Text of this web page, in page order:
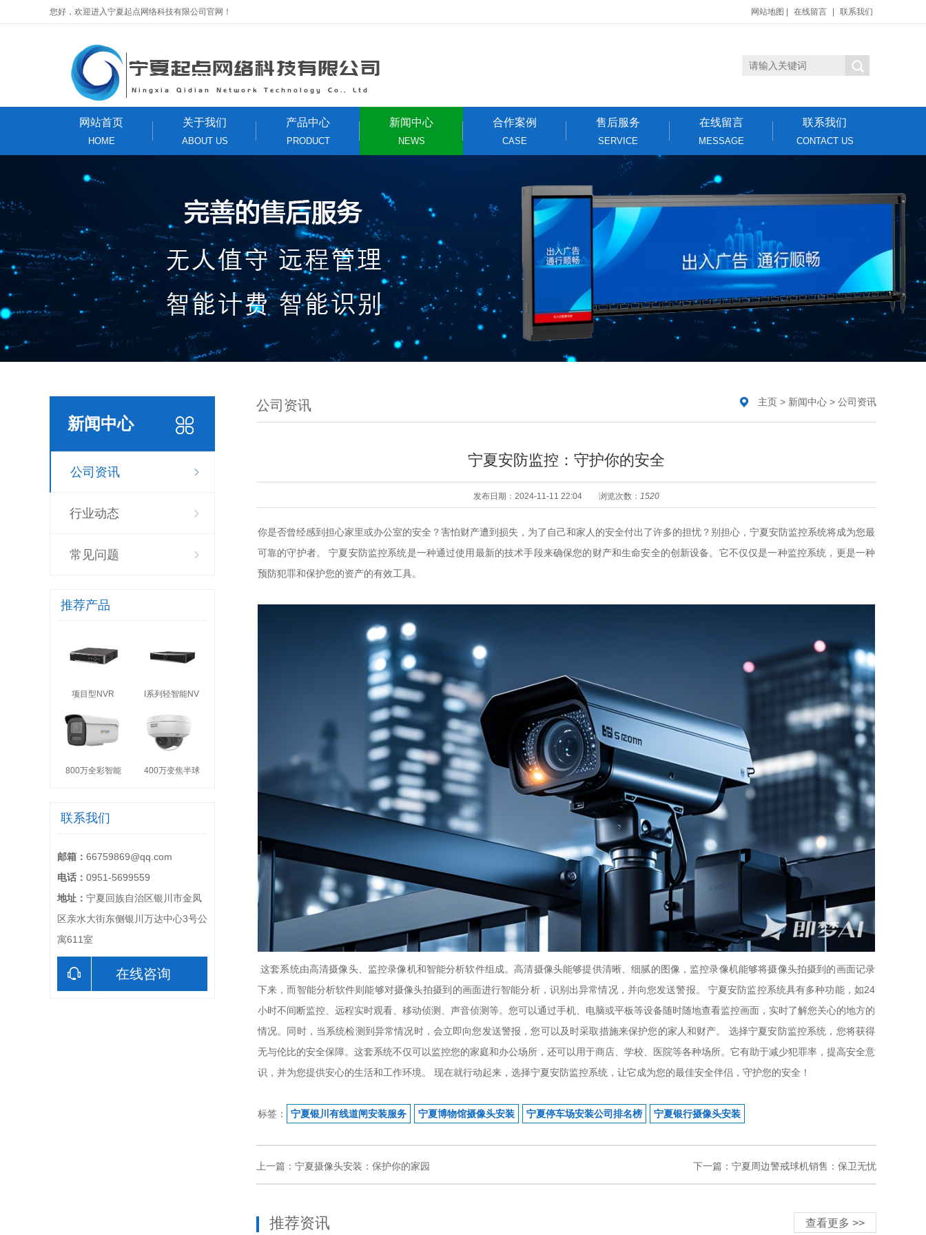
您好，欢迎进入宁夏起点网络科技有限公司官网！ 网站地图 在线留言 联系我们
网站首页
HOME
关于我们
ABOUT US
产品中心
PRODUCT
新闻中心
NEWS
合作案例
CASE
售后服务
SERVICE
在线留言
MESSAGE
联系我们
CONTACT US
新闻中心
公司资讯
行业动态
常见问题
推荐产品
项目型NVR I系列轻智能NV
800万全彩智能 400万变焦半球
联系我们
邮箱： 66759869@qq.com
电话： 0951-5699559
地址： 宁夏回族自治区银川市金凤
区亲水大街东侧银川万达中心3号公
寓611室
在线咨询
主页 > 新闻中心 > 公司资讯
公司资讯
宁夏安防监控：守护你的安全
发布日期：2024-11-11 22:04 浏览次数： 1520
你是否曾经感到担心家里或办公室的安全？害怕财产遭到损失，为了自己和家人的安全付出了许多的担忧？别担心，宁夏安防监控系统将成为您最
可靠的守护者。 宁夏安防监控系统是一种通过使用最新的技术手段来确保您的财产和生命安全的创新设备。它不仅仅是一种监控系统，更是一种
预防犯罪和保护您的资产的有效工具。
这套系统由高清摄像头、监控录像机和智能分析软件组成。高清摄像头能够提供清晰、细腻的图像，监控录像机能够将摄像头拍摄到的画面记录
下来，而智能分析软件则能够对摄像头拍摄到的画面进行智能分析，识别出异常情况，并向您发送警报。 宁夏安防监控系统具有多种功能，如24
小时不间断监控、远程实时观看、移动侦测、声音侦测等。您可以通过手机、电脑或平板等设备随时随地查看监控画面，实时了解您关心的地方的
情况。同时，当系统检测到异常情况时，会立即向您发送警报，您可以及时采取措施来保护您的家人和财产。 选择宁夏安防监控系统，您将获得
无与伦比的安全保障。这套系统不仅可以监控您的家庭和办公场所，还可以用于商店、学校、医院等各种场所。它有助于减少犯罪率，提高安全意
识，并为您提供安心的生活和工作环境。 现在就行动起来，选择宁夏安防监控系统，让它成为您的最佳安全伴侣，守护您的安全！
标签： 宁夏银川有线道闸安装服务 宁夏博物馆摄像头安装 宁夏停车场安装公司排名榜 宁夏银行摄像头安装
上一篇：宁夏摄像头安装：保护你的家园 下一篇：宁夏周边警戒球机销售：保卫无忧
查看更多 >>
推荐资讯